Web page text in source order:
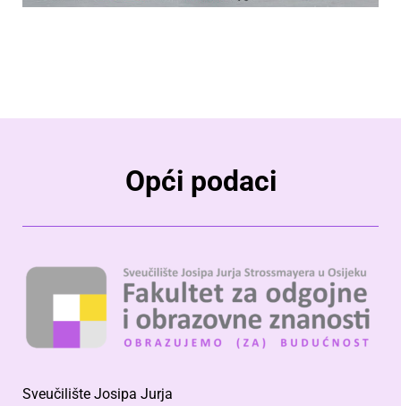
Opći podaci
Sveučilište Josipa Jurja